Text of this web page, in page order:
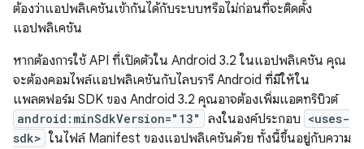
ต้องว่าแอปพลิเคชันเข้ากันได้กับระบบหรือไม่ก่อนที่จะติดตั้ง
แอปพลิเคชัน
หากต้องการใช้ API ที่เปิดตัวใน Android 3.2 ในแอปพลิเคชัน คุณ
จะต้องคอมไพล์แอปพลิเคชันกับไลบรารี Android ที่มีให้ใน
แพลตฟอร์ม SDK ของ Android 3.2 คุณอาจต้องเพิ่มแอตทริบิวต์
android:minSdkVersion="13" ลงในองค์ประกอบ <uses-
sdk> ในไฟล์ Manifest ของแอปพลิเคชันด้วย ทั้งนี้ขึ้นอยู่กับความ